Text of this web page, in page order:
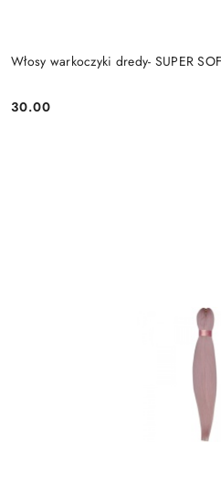
Włosy warkoczyki dredy- SUPER
Cena:
30.00